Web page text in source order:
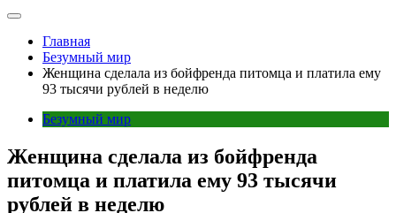
Главная
Безумный мир
Женщина сделала из бойфренда питомца и платила ему
93 тысячи рублей в неделю
Безумный мир
Женщина сделала из бойфренда
питомца и платила ему 93 тысячи
рублей в неделю